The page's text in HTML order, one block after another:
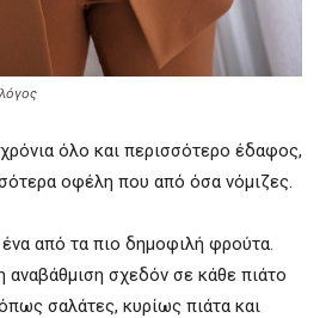
όλο και περισσότερο έδαφος,
οφέλη που από όσα νόμιζες.
ένα από τα πιο δημοφιλή φρούτα.
αναβάθμιση σχεδόν σε κάθε πιάτο
σαλάτες, κυρίως πιάτα και